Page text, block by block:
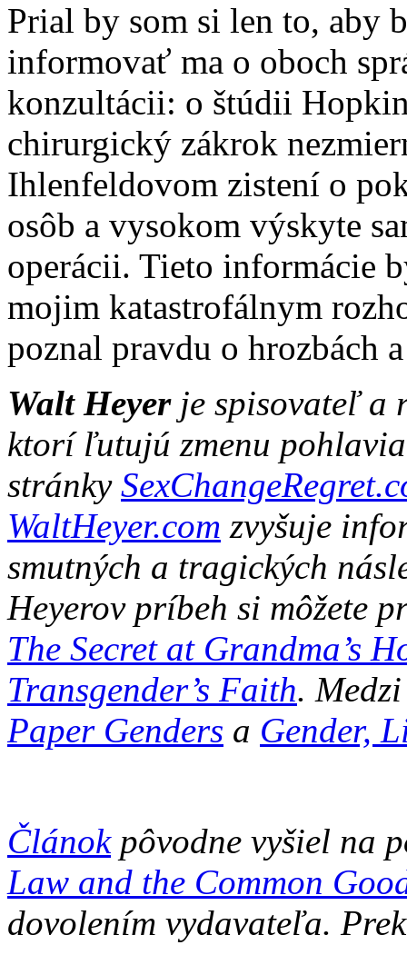
Prial by som si len to, aby
informovať ma o oboch
konzultácii: o štúdii
chirurgický zákrok
Ihlenfeldovom zistení o
osôb a vysokom výskyte
operácii. Tieto informácie
mojim katastrofálnym
poznal pravdu o hrozbách
Walt Heyer je spisovateľ a
ktorí ľutujú zmenu
stránky
WaltHeyer.com zvyšuje
smutných a tragických
Heyerov príbeh si môžete
The Secret at Grandma’s
Transgender’s Faith.
Paper Genders a Gender,
Článokpôvodne vyšiel na
Law and the Common
dovolením vydavateľa.